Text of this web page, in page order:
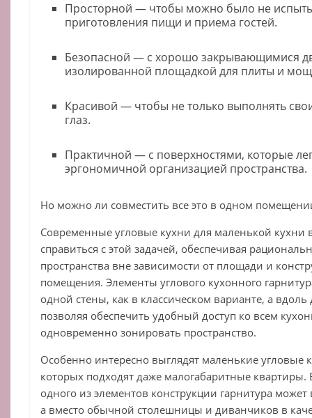
Просторной — чтобы можно было не
приготовления пищи и приема гостей.
Безопасной — с хорошо закрывающимися
изолированной площадкой для плиты и
Красивой — чтобы не только выполнять
глаз.
Практичной — с поверхностями, которые
эргономичной организацией пространства.
Но можно ли совместить все это в одном
Современные угловые кухни для маленькой кухни
справиться с этой задачей, обеспечивая
пространства вне зависимости от площади и
помещения. Элементы углового кухонного
одной стены, как в классическом варианте, а вдоль
позволяя обеспечить удобный доступ ко всем
одновременно зонировать пространство.
Особенно интересно выглядят маленькие угловые
которых подходят даже малогабаритные квартиры.
одного из элементов конструкции гарнитура
а вместо обычной столешницы и диванчиков в